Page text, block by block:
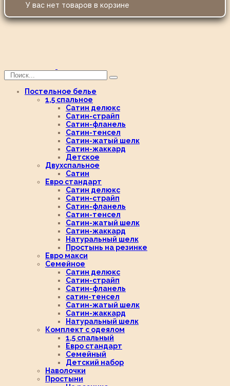
У вас нет товаров в корзине
Постельное белье
1,5 спальное
Сатин делюкс
Сатин-страйп
Сатин-фланель
Сатин-тенсел
Сатин-жатый шелк
Сатин-жаккард
Детское
Двухспальное
Сатин
Евро стандарт
Сатин делюкс
Сатин-страйп
Сатин-фланель
Сатин-тенсел
Сатин-жатый шелк
Сатин-жаккард
Натуральный шелк
Простынь на резинке
Евро макси
Семейное
Сатин делюкс
Сатин-страйп
Сатин-фланель
сатин-тенсел
Сатин-жатый шелк
Сатин-жаккард
Натуральный шелк
Комплект с одеялом
1,5 спальный
Евро стандарт
Семейный
Детский набор
Наволочки
Простыни